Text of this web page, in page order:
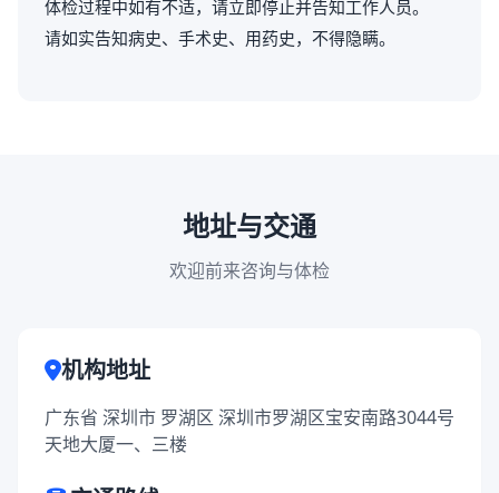
体检过程中如有不适，请立即停止并告知工作人员。
请如实告知病史、手术史、用药史，不得隐瞒。
地址与交通
欢迎前来咨询与体检
机构地址
广东省 深圳市 罗湖区 深圳市罗湖区宝安南路3044号
天地大厦一、三楼